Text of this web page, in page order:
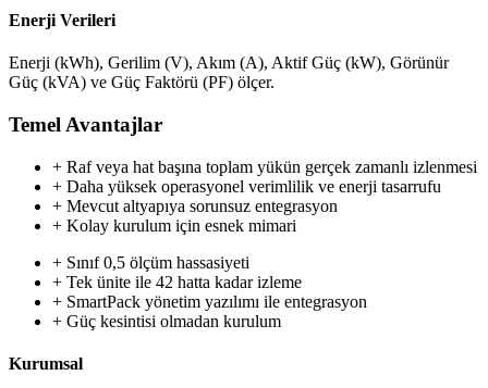
Enerji Verileri
Enerji (kWh), Gerilim (V), Akım (A), Aktif Güç (kW), Görünür
Güç (kVA) ve Güç Faktörü (PF) ölçer.
Temel Avantajlar
+ Raf veya hat başına toplam yükün gerçek zamanlı izlenmesi
+ Daha yüksek operasyonel verimlilik ve enerji tasarrufu
+ Mevcut altyapıya sorunsuz entegrasyon
+ Kolay kurulum için esnek mimari
+ Sınıf 0,5 ölçüm hassasiyeti
+ Tek ünite ile 42 hatta kadar izleme
+ SmartPack yönetim yazılımı ile entegrasyon
+ Güç kesintisi olmadan kurulum
Kurumsal